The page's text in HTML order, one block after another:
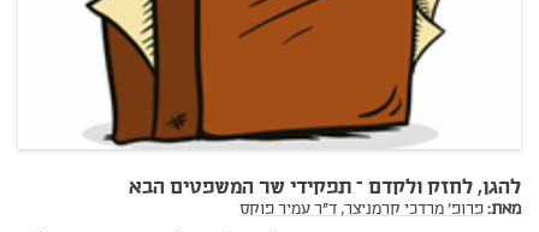
להגן, לחזק ולקדם – תפקידי שר המשפטים הבא
מאת:פרופ' מרדכי קרמניצר, ד"ר עמיר פוקס